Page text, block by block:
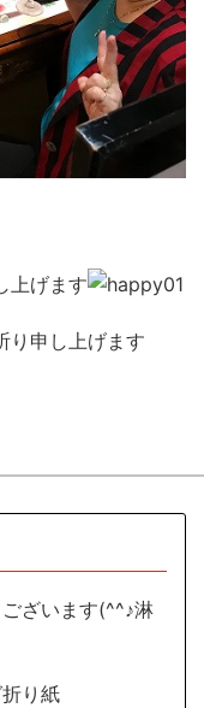
上げます
申し上げます
ざいます(^^♪淋
り紙